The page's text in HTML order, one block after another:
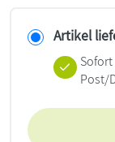
Artikel
Post/